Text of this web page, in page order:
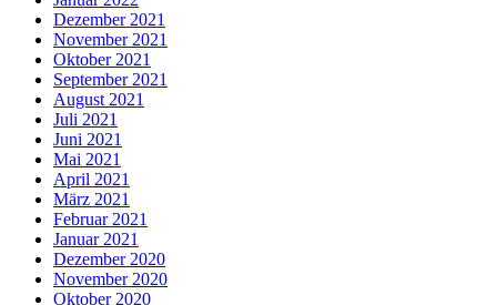
Dezember 2021
November 2021
Oktober 2021
September 2021
August 2021
Juli 2021
Juni 2021
Mai 2021
April 2021
März 2021
Februar 2021
Januar 2021
Dezember 2020
November 2020
Oktober 2020